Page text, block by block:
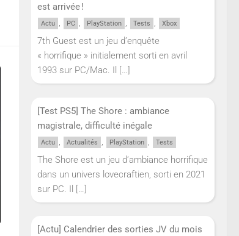
est arrivée !
Actu , PC , PlayStation , Tests , Xbox
7th Guest est un jeu d’enquête
« horrifique » initialement sorti en avril
1993 sur PC/Mac. Il
[…]
[Test PS5] The Shore : ambiance
magistrale, difficulté inégale
Actu , Actualités , PlayStation , Tests
The Shore est un jeu d’ambiance horrifique
dans un univers lovecraftien, sorti en 2021
sur PC. Il […]
[Actu] Calendrier des sorties JV du mois